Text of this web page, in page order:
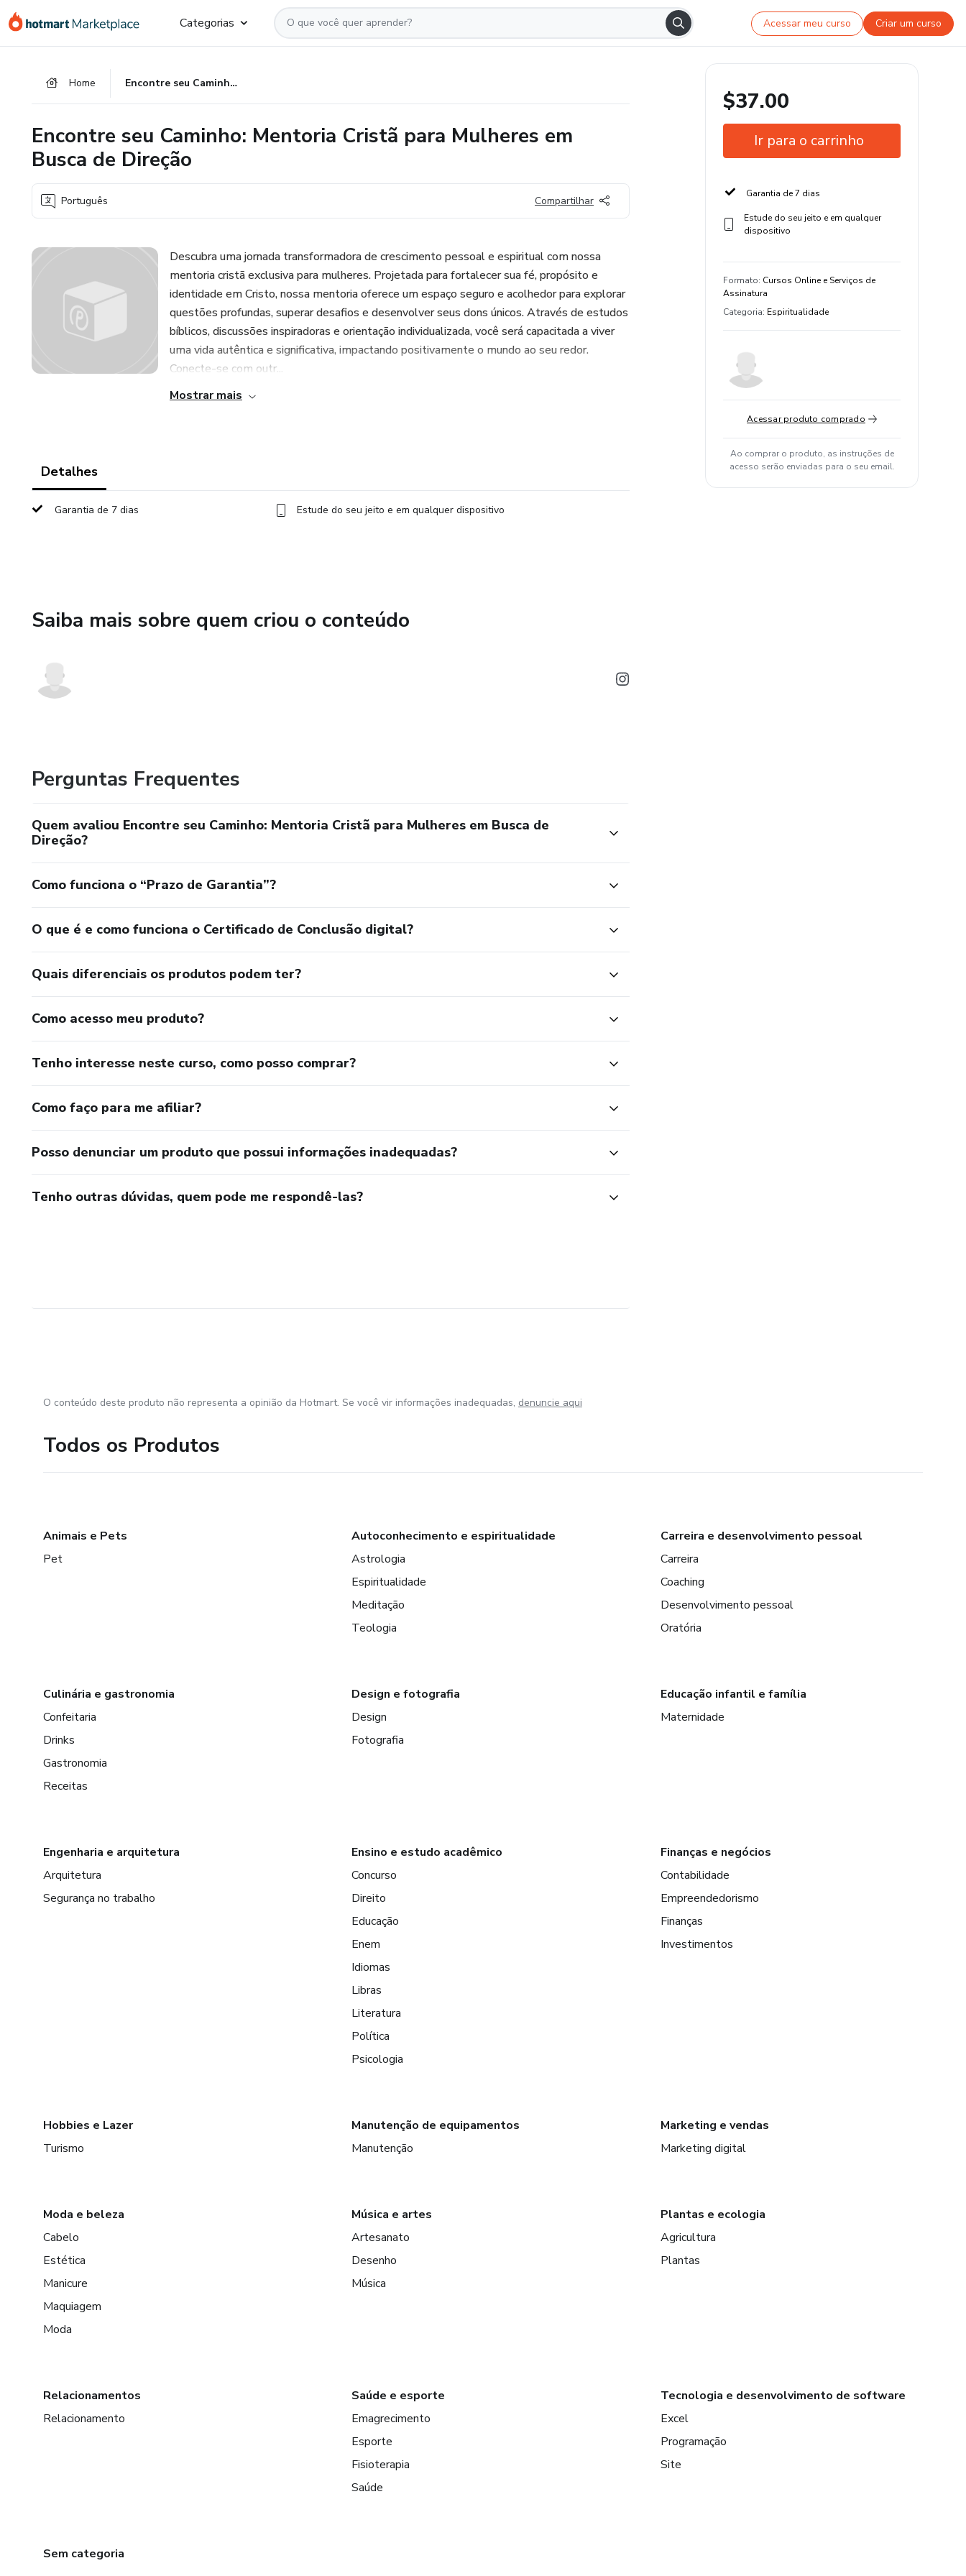
para
para
para
Categorias Acessar meu curso Criar um curso
Home Encontre seu Caminho: Mentoria Cristã para Mulheres em Busca de Direção
Encontre seu Caminho: Mentoria Cristã para Mulheres em
Busca de Direção
Português Compartilhar
Descubra uma jornada transformadora de crescimento pessoal e espiritual com nossa
mentoria cristã exclusiva para mulheres. Projetada para fortalecer sua fé, propósito e
identidade em Cristo, nossa mentoria oferece um espaço seguro e acolhedor para explorar
questões profundas, superar desafios e desenvolver seus dons únicos. Através de estudos
bíblicos, discussões inspiradoras e orientação individualizada, você será capacitada a viver
uma vida autêntica e significativa, impactando positivamente o mundo ao seu redor.
Conecte-se com outr...
Mostrar mais
Detalhes
Garantia de 7 dias Estude do seu jeito e em qualquer dispositivo
Saiba mais sobre quem criou o conteúdo
Perguntas Frequentes
Quem avaliou Encontre seu Caminho: Mentoria Cristã para Mulheres em Busca de
Direção?
Como funciona o “Prazo de Garantia”?
O que é e como funciona o Certificado de Conclusão digital?
Quais diferenciais os produtos podem ter?
Como acesso meu produto?
Tenho interesse neste curso, como posso comprar?
Como faço para me afiliar?
Posso denunciar um produto que possui informações inadequadas?
Tenho outras dúvidas, quem pode me respondê-las?
$37.00
Ir para o carrinho
Garantia de 7 dias
Estude do seu jeito e em qualquer
dispositivo
Formato: Cursos Online e Serviços de
Assinatura
Categoria: Espiritualidade
Acessar produto comprado
Ao comprar o produto, as instruções de
acesso serão enviadas para o seu email.
O conteúdo deste produto não representa a opinião da Hotmart. Se você vir informações inadequadas, denuncie aqui
Todos os Produtos
Animais e Pets
Pet
Autoconhecimento e espiritualidade
Astrologia
Espiritualidade
Meditação
Teologia
Carreira e desenvolvimento pessoal
Carreira
Coaching
Desenvolvimento pessoal
Oratória
Culinária e gastronomia
Confeitaria
Drinks
Gastronomia
Receitas
Design e fotografia
Design
Fotografia
Educação infantil e família
Maternidade
Engenharia e arquitetura
Arquitetura
Segurança no trabalho
Ensino e estudo acadêmico
Concurso
Direito
Educação
Enem
Idiomas
Libras
Literatura
Política
Psicologia
Finanças e negócios
Contabilidade
Empreendedorismo
Finanças
Investimentos
Hobbies e Lazer
Turismo
Manutenção de equipamentos
Manutenção
Marketing e vendas
Marketing digital
Moda e beleza
Cabelo
Estética
Manicure
Maquiagem
Moda
Música e artes
Artesanato
Desenho
Música
Plantas e ecologia
Agricultura
Plantas
Relacionamentos
Relacionamento
Saúde e esporte
Emagrecimento
Esporte
Fisioterapia
Saúde
Tecnologia e desenvolvimento de software
Excel
Programação
Site
Sem categoria